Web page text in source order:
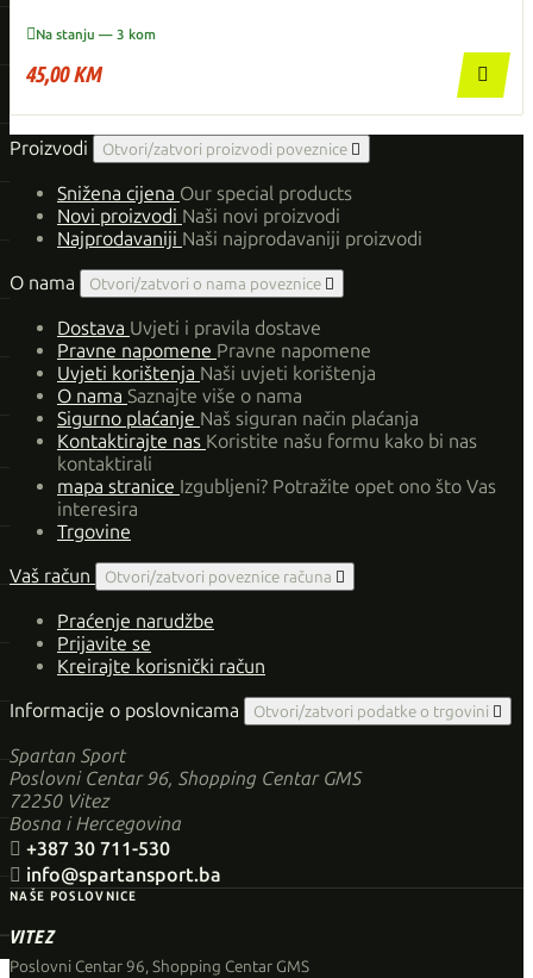
Na stanju — 3 kom
45,00 KM 
Proizvodi Otvori/zatvori proizvodi poveznice 
Snižena cijena Our special products
Novi proizvodi Naši novi proizvodi
Najprodavaniji Naši najprodavaniji proizvodi
O nama
Otvori/zatvori o nama poveznice 
Dostava Uvjeti i pravila dostave
Pravne napomene Pravne napomene
Uvjeti korištenja Naši uvjeti korištenja
O nama Saznajte više o nama
Sigurno plaćanje Naš siguran način plaćanja
Kontaktirajte nas Koristite našu formu kako bi nas
kontaktirali
mapa stranice Izgubljeni? Potražite opet ono što Vas
interesira
Trgovine
Vaš račun
Otvori/zatvori poveznice računa 
Praćenje narudžbe
Prijavite se
Kreirajte korisnički račun
Informacije o poslovnicama
Otvori/zatvori podatke o trgovini 
Spartan Sport
Poslovni Centar 96, Shopping Centar GMS
72250 Vitez
Bosna i Hercegovina
 +387 30 711-530
 info@spartansport.ba
NAŠE POSLOVNICE
VITEZ
Poslovni Centar 96, Shopping Centar GMS